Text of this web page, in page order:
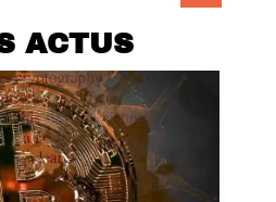
ACTUS